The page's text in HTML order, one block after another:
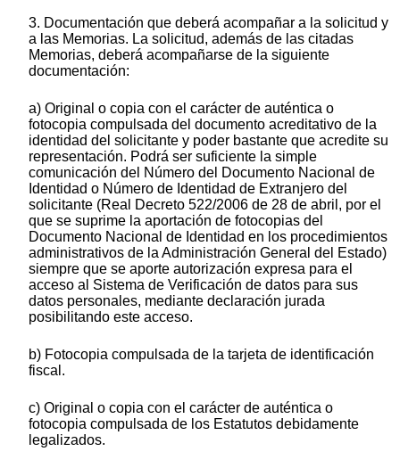
3. Documentación que deberá acompañar a la solicitud y
a las Memorias. La solicitud, además de las citadas
Memorias, deberá acompañarse de la siguiente
documentación:
a) Original o copia con el carácter de auténtica o
fotocopia compulsada del documento acreditativo de la
identidad del solicitante y poder bastante que acredite su
representación. Podrá ser suficiente la simple
comunicación del Número del Documento Nacional de
Identidad o Número de Identidad de Extranjero del
solicitante (Real Decreto 522/2006 de 28 de abril, por el
que se suprime la aportación de fotocopias del
Documento Nacional de Identidad en los procedimientos
administrativos de la Administración General del Estado)
siempre que se aporte autorización expresa para el
acceso al Sistema de Verificación de datos para sus
datos personales, mediante declaración jurada
posibilitando este acceso.
b) Fotocopia compulsada de la tarjeta de identificación
fiscal.
c) Original o copia con el carácter de auténtica o
fotocopia compulsada de los Estatutos debidamente
legalizados.